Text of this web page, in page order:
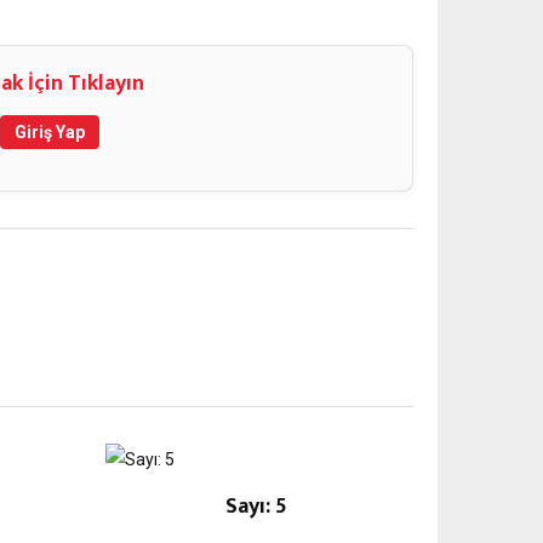
İçin Tıklayın
Giriş Yap
Sayı: 5